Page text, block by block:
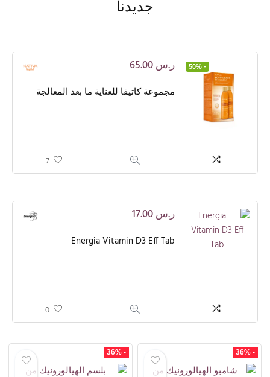
جديدنا
- 50% ر.س65.00
مجموعة كاتيفا للعناية ما بعد المعالجة
7
ر.س17.00
Energia Vitamin D3 Eff Tab
0
- 36%
- 36%